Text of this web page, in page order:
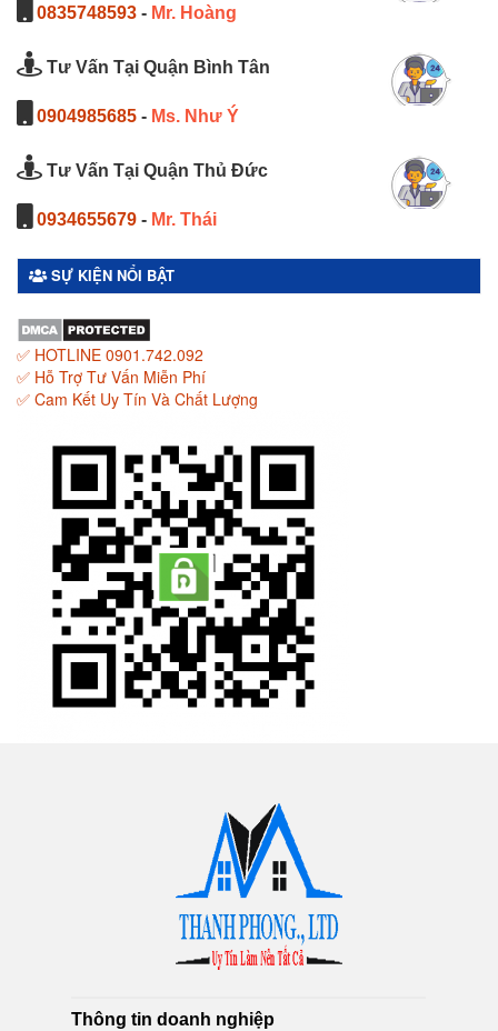
0835748593 - Mr. Hoàng
Tư Vấn Tại Quận Bình Tân
0904985685 - Ms. Như Ý
Tư Vấn Tại Quận Thủ Đức
0934655679 - Mr. Thái
SỰ KIỆN NỔI BẬT
✅ HOTLINE 0901.742.092
✅ Hỗ Trợ Tư Vấn Miễn Phí
✅ Cam Kết Uy Tín Và Chất Lượng
Thông tin doanh nghiệp